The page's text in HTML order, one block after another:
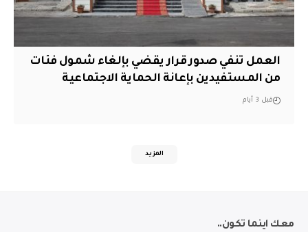
العمل تنفي صدور قرار يقضي بإلغاء شمول فئات
من المستفيدين بإعانة الحماية الاجتماعية
قبل 3 أيام
المزيد
معك اينما تكون..